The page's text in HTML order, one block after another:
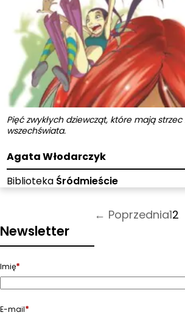
Pięć zwykłych dziewcząt, które mają
wszechświata.
Agata Włodarczyk
Biblioteka Śródmieście
Stronicowanie
wpisów
← Poprzednia12
Newsletter
Imię*
E-mail*